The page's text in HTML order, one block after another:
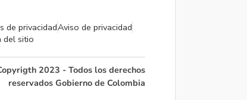
de privacidadAviso de privacidad
del sitio
2023 - Todos los derechos
reservados Gobierno de Colombia